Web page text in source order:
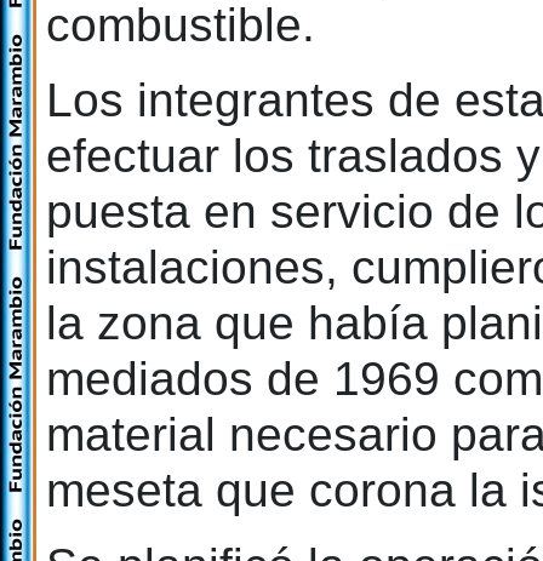
combustible.
Los integrantes de
efectuar los traslados
puesta en servicio de
instalaciones,
la zona que había
mediados de 1969
material necesario
meseta que corona la